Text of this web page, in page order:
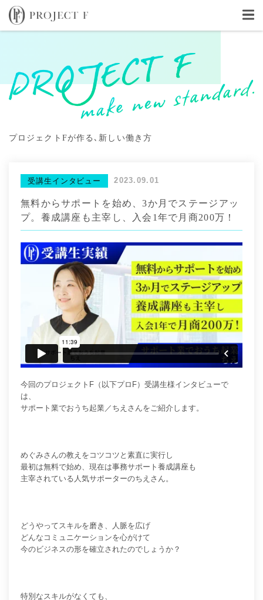
プロジェクトFが作る､新しい働き方
受講生インタビュー 2023.09.01
無料からサポートを始め、3か月でステージアッ
プ。養成講座も主宰し、入会1年で月商200万！
今回のプロジェクトF（以下プロF） 受講生様インタビューで
は、
サポート業でおうち起業／ちえさんをご紹介します。
めぐみさんの教えをコツコツと素直に実行し
最初は無料で始め、現在は事務サポート養成講座も
主宰されている人気サポーターのちえさん。
どうやってスキルを磨き、人脈を広げ
どんなコミュニケーションを心がけて
今のビジネスの形を確立されたのでしょうか？
特別なスキルがなくても、